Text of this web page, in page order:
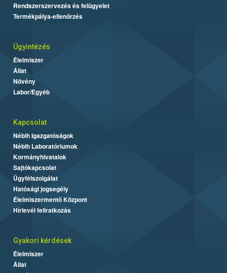
Rendszerszervezés és felügyelet
Termékpálya-ellenőrzés
Ügyintézés
Élelmiszer
Állat
Növény
Labor/Egyéb
Kapcsolat
Nébih Igazgatóságok
Nébih Laboratóriumok
Kormányhivatalok
Sajtókapcsolat
Ügyfélszolgálat
Hatósági jogsegély
Élelmiszermentő Központ
Hírlevél feliratkozás
Gyakori kérdések
Élelmiszer
Állat